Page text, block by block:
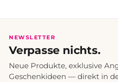
NEWSLETTER
Verpasse nichts.
Neue Produkte, exklusive
Geschenkideen — direkt in